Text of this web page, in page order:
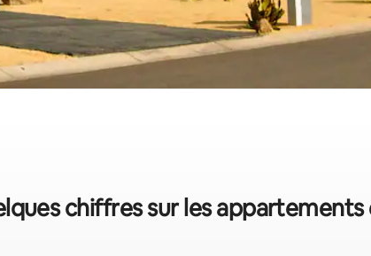
chiffres sur les